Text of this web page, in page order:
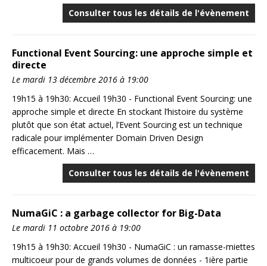
Consulter tous les détails de l'évènement
Functional Event Sourcing: une approche simple et
directe
Le mardi 13 décembre 2016 à 19:00
19h15 à 19h30: Accueil 19h30 - Functional Event Sourcing: une
approche simple et directe En stockant l’histoire du système
plutôt que son état actuel, l’Event Sourcing est un technique
radicale pour implémenter Domain Driven Design
efficacement. Mais …
Consulter tous les détails de l'évènement
NumaGiC : a garbage collector for Big-Data
Le mardi 11 octobre 2016 à 19:00
19h15 à 19h30: Accueil 19h30 - NumaGiC : un ramasse-miettes
multicoeur pour de grands volumes de données - 1ière partie